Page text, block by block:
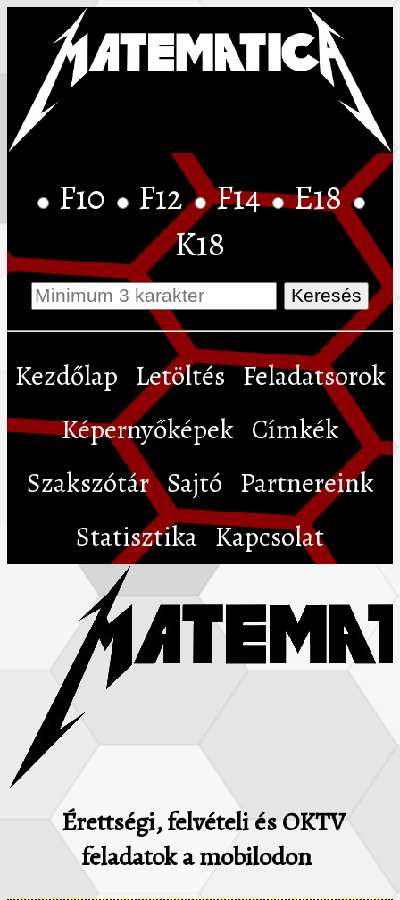
F10 F12 F14 E18
K18
Kezdőlap Letöltés Feladatsorok
Képernyőképek Címkék
Szakszótár Sajtó Partnereink
Statisztika Kapcsolat
Érettségi, felvételi és OKTV
feladatok a mobilodon